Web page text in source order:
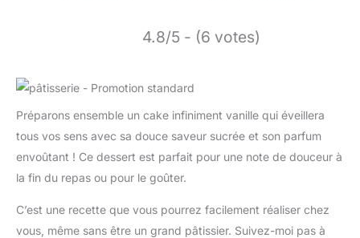
4.8/5 - (6 votes)
Préparons ensemble un cake infiniment vanille qui éveillera
tous vos sens avec sa douce saveur sucrée et son parfum
envoûtant ! Ce dessert est parfait pour une note de douceur à
la fin du repas ou pour le goûter.
C’est une recette que vous pourrez facilement réaliser chez
vous, même sans être un grand pâtissier. Suivez-moi pas à